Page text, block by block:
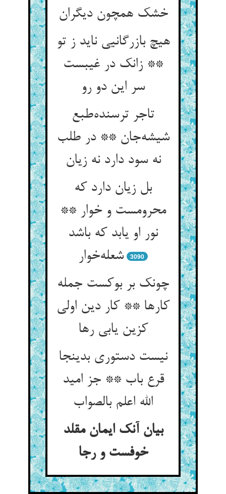
خشک همچون دیگران
هیچ بازرگانیی ناید ز تو
** زانک در غیبست
سر این دو رو
تاجر ترسنده‌طبع
شیشه‌جان ** در طلب
نه سود دارد نه زیان
بل زیان دارد که
محرومست و خوار **
نور او یابد که باشد
شعله‌خوار
3090
چونک بر بوکست جمله
کارها ** کار دین اولی
کزین یابی رها
نیست دستوری بدینجا
قرع باب ** جز امید
الله اعلم بالصواب
بیان آنک ایمان مقلد
خوفست و رجا